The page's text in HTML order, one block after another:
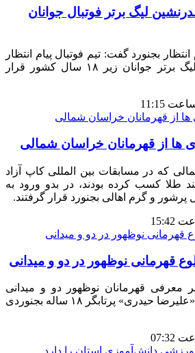
لیگ برتر فوتبال جوانان
بجنورد گفت: تیم فوتبال پیام انتظار
بجنورد در صدر جدول لیگ برتر جوانان زیر ۱۸ سال کشور قرار
ها از قهرمانان خراسان شمالی
که در مسابقات بین المللی کاپ آزاد
طلا کسب کرده بودند، در بدو ورود به
پرشور و گرم اهالی بجنورد قرار گرفتند.
قهرمانی نوظهور در دو و میدانی
معرفی قهرمانان نوظهور دو و میدانی
است و این بار نگاه‌ها به «علیرضا حیدری» پرتابگر ۱۸ ساله بجنوردی